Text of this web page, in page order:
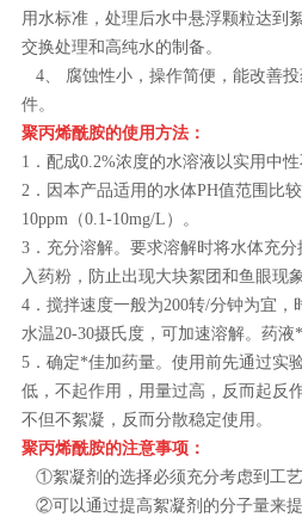
用水标准，处理后水中悬浮颗粒达到
交换处理和高纯水的制备。
4、 腐蚀性小，操作简便，能改善
件。
聚丙烯酰胺的使用方法：
1．配成0.2%浓度的水溶液以实用中性
2．因本产品适用的水体PH值范围比
10ppm（0.1-10mg/L）。
3．充分溶解。要求溶解时将水体充
入药粉，防止出现大块絮团和鱼眼现
4．搅拌速度一般为200转/分钟为宜，
水温20-30摄氏度，可加速溶解。药液
5．确定*佳加药量。使用前先通过实
低，不起作用，用量过高，反而起反
不但不絮凝，反而分散稳定使用。
聚丙烯酰胺的注意事项：
①絮凝剂的选择必须充分考虑到工艺
②可以通过提高絮凝剂的分子量来提